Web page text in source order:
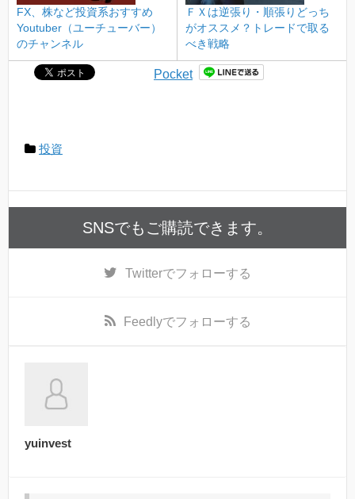
FX、株など投資系おすすめ
Youtuber（ユーチューバー）
のチャンネル
ＦＸは逆張り・順張りどっち
がオススメ？トレードで取る
べき戦略
Pocket
投資
SNSでもご購読できます。
Twitterでフォローする
Feedlyでフォローする
yuinvest